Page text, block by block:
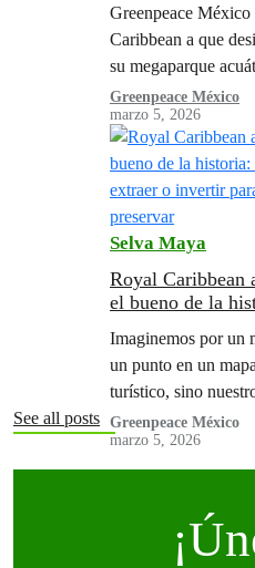
Greenpeace
Caribbean a que
su megaparque
en la Península de
anunciada por la
doble…
Greenpeace México
marzo 5, 2026
Selva Maya
Royal Caribbean
el bueno de la
rescatar y
Imaginemos por un
un punto en un
turístico, sino
manglar frente a
protege…
Greenpeace México
marzo 5, 2026
See all posts